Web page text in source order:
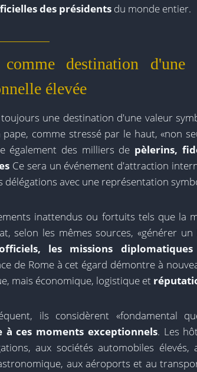
des présidents du monde entier.
comme destination
élevée
une destination d'une valeur
comme stressé par le haut, «non
également des milliers de pèlerins,
Ce sera un événement d'attraction
délégations avec une représentation
inattendus ou fortuits tels que la
selon les mêmes sources, «générer un
les missions
de Rome à cet égard démontre à
mais économique, logistique et
ils considèrent «fondamental
à ces moments exceptionnels. Les
aux sociétés automobiles
aux aéroports et au